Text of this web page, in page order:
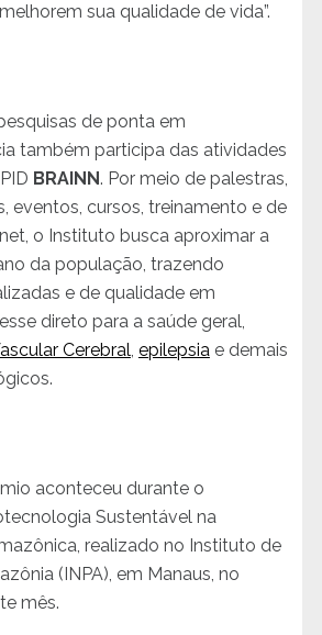
sua qualidade de vida”.
de ponta em
também participa das atividades
BRAINN. Por meio de palestras,
eventos, cursos, treinamento e de
o Instituto busca aproximar a
da população, trazendo
e de qualidade em
direto para a saúde geral,
Cerebral epilepsia e demais
aconteceu durante o
Sustentável na
realizado no Instituto de
(INPA), em Manaus, no
mês.